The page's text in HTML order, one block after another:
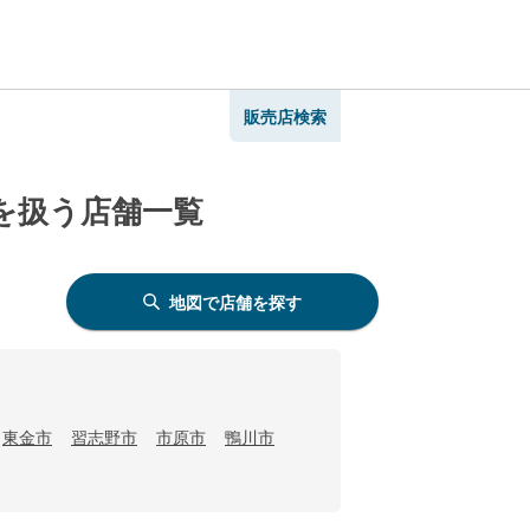
販売店検索
扱う店舗一覧
地図で店舗を探す
東金市 習志野市 市原市
鴨川市